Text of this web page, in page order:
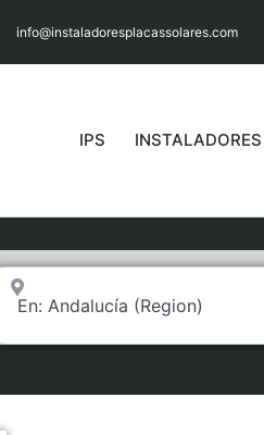
info@instaladoresplacassolares.com
IPS INSTALADORES
por distancia
de... (250km a la redonda)